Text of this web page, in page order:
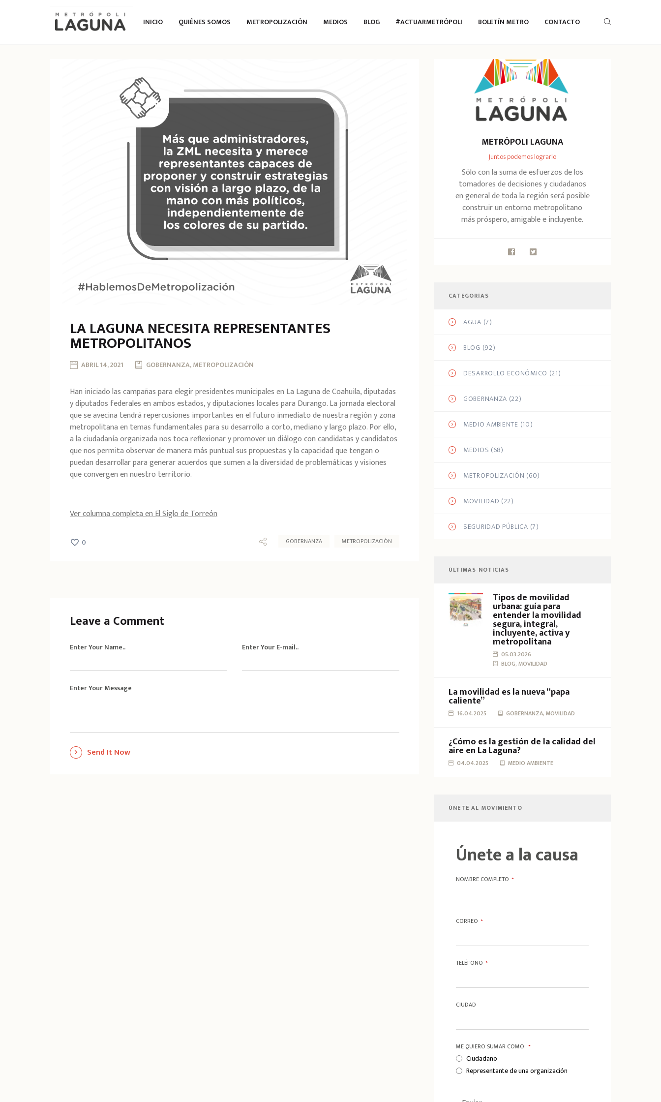
INICIO QUIÉNES SOMOS METROPOLIZACIÓN MEDIOS BLOG #ACTUARMETRÓPOLI BOLETÍN METRO CONTACTO
LA LAGUNA NECESITA REPRESENTANTES
METROPOLITANOS
ABRIL 14, 2021 GOBERNANZA, METROPOLIZACIÓN
Han iniciado las campañas para elegir presidentes municipales en La Laguna de Coahuila, diputadas
y diputados federales en ambos estados, y diputaciones locales para Durango. La jornada electoral
que se avecina tendrá repercusiones importantes en el futuro inmediato de nuestra región y zona
metropolitana en temas fundamentales para su desarrollo a corto, mediano y largo plazo. Por ello,
a la ciudadanía organizada nos toca reflexionar y promover un diálogo con candidatas y candidatos
que nos permita observar de manera más puntual sus propuestas y la capacidad que tengan o
puedan desarrollar para generar acuerdos que sumen a la diversidad de problemáticas y visiones
que convergen en nuestro territorio.
Ver columna completa en El Siglo de Torreón
0 GOBERNANZA METROPOLIZACIÓN
Leave a Comment
Enter Your Name.. Enter Your E-mail..
Enter Your Message
Send It Now
METRÓPOLI LAGUNA
Juntos podemos lograrlo
Sólo con la suma de esfuerzos de los
tomadores de decisiones y ciudadanos
en general de toda la región será posible
construir un entorno metropolitano
más próspero, amigable e incluyente.
CATEGORÍAS
AGUA (7)
BLOG (92)
DESARROLLO ECONÓMICO (21)
GOBERNANZA (22)
MEDIO AMBIENTE (10)
MEDIOS (68)
METROPOLIZACIÓN (60)
MOVILIDAD (22)
SEGURIDAD PÚBLICA (7)
ÚLTIMAS NOTICIAS
Tipos de movilidad
urbana: guía para
entender la movilidad
segura, integral,
incluyente, activa y
metropolitana
05.03.2026
BLOG, MOVILIDAD
La movilidad es la nueva “papa
caliente”
16.04.2025 GOBERNANZA, MOVILIDAD
¿Cómo es la gestión de la calidad del
aire en La Laguna?
04.04.2025 MEDIO AMBIENTE
ÚNETE AL MOVIMIENTO
Únete a la causa
NOMBRE COMPLETO *
CORREO *
TELÉFONO *
CIUDAD
ME QUIERO SUMAR COMO: *
Ciudadano
Representante de una organización